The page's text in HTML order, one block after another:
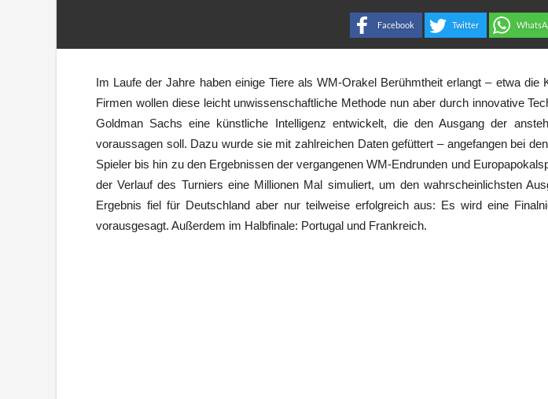
Facebook Twitter
Im Laufe der Jahre haben einige Tiere als WM-Orakel Berühmtheit erlangt – etwa die
Firmen wollen diese leicht unwissenschaftliche Methode nun aber durch innovative
Goldman Sachs eine künstliche Intelligenz entwickelt, die den Ausgang der
voraussagen soll. Dazu wurde sie mit zahlreichen Daten gefüttert – angefangen bei
Spieler bis hin zu den Ergebnissen der vergangenen WM-Endrunden und
der Verlauf des Turniers eine Millionen Mal simuliert, um den wahrscheinlichsten
Ergebnis fiel für Deutschland aber nur teilweise erfolgreich aus: Es wird eine
vorausgesagt. Außerdem im Halbfinale: Portugal und Frankreich.